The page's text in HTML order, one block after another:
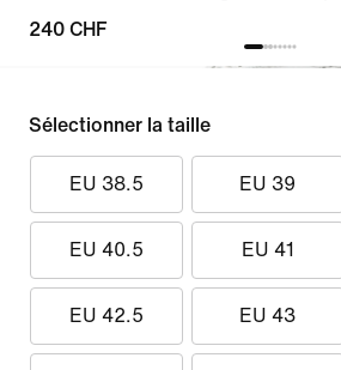
240 CHF
Sélectionner la taille
EU 38.5 EU 39
EU 40.5 EU 41
EU 42.5 EU 43